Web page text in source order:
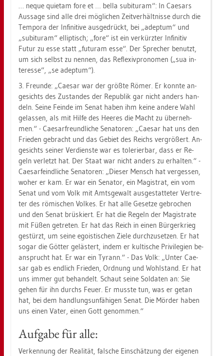
… neque quietam fore et … bella su­bitur­am“: In Cae­sars
Aus­sa­ge sind alle drei mög­li­chen Zeit­ver­hält­nis­se durch die
Tem­po­ra der In­fi­ni­ti­ve aus­ge­drückt, bei „adep­tum“ und
„su­bitur­am“ el­lip­tisch; „fore“ ist ein ver­kürz­ter In­fi­ni­tiv
Futur zu esse statt „fu­tur­am esse“. Der Spre­cher be­nutzt,
um sich selbst zu nen­nen, das Re­fle­xiv­pro­no­men („sua in­
ter­es­se“, „se adep­tum“).
3. Freun­de: „Cae­sar war der größ­te Römer. Er konn­te an­
ge­sichts des Zu­stan­des der Re­pu­blik gar nicht an­ders han­
deln. Seine Fein­de im Senat haben ihm keine an­de­re Wahl
ge­las­sen, als mit Hilfe des Hee­res die Macht zu über­neh­
men.“ - Cae­sar­freund­li­che Se­na­to­ren: „Cae­sar hat uns den
Frie­den ge­bracht und das Ge­biet des Reichs ver­grö­ßert. An­
ge­sichts sei­ner Ver­diens­te war es to­le­rier­bar, dass er Re­
geln ver­letzt hat. Der Staat war nicht an­ders zu er­hal­ten.“ -
Cae­sar­feind­li­che Se­na­to­ren: „Die­ser Mensch hat ver­ges­sen,
woher er kam. Er war ein Se­na­tor, ein Ma­gis­trat, ein vom
Senat und vom Volk mit Amts­ge­walt aus­ge­stat­te­ter Ver­tre­
ter des rö­mi­schen Vol­kes. Er hat alle Ge­set­ze ge­bro­chen
und den Senat brüs­kiert. Er hat die Re­geln der Ma­gis­tra­te
mit Füßen ge­tre­ten. Er hat das Reich in einen Bür­ger­krieg
ge­stürzt, um seine ego­is­ti­schen Ziele durch­zu­set­zen. Er hat
sogar die Göt­ter ge­läs­tert, indem er kul­ti­sche Pri­vi­le­gi­en be­
an­sprucht hat. Er war ein Ty­rann.“ - Das Volk: „Unter Cae­
sar gab es end­lich Frie­den, Ord­nung und Wohl­stand. Er hat
uns immer gut be­han­delt. Schaut seine Sol­da­ten an: Sie
gehen für ihn durchs Feuer. Er muss­te tun, was er getan
hat, bei dem hand­lungs­un­fä­hi­gen Senat. Die Mör­der haben
uns einen Vater, einen Gott ge­nom­men.“
Auf­ga­be für alle:
Ver­ken­nung der Rea­li­tät, fal­sche Ein­schät­zung der ei­ge­nen